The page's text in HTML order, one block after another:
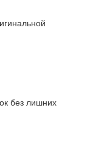
без лишних